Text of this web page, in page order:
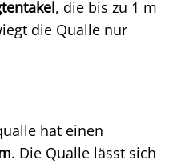
, die bis zu 1 m
die Qualle nur
hat einen
. Die Qualle lässt sich